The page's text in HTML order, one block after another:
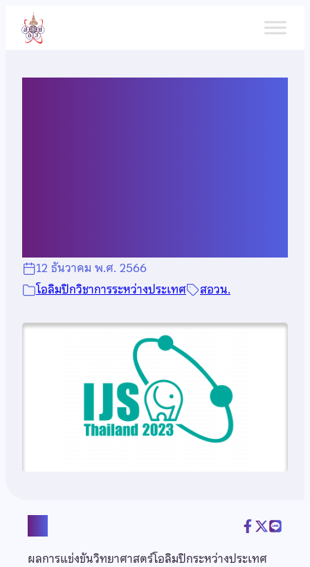
เนื้อหา
12 ธันวาคม พ.ศ. 2566
โอลิมปิกวิชาการระหว่างประเทศ
สอวน.
ผลการแข่งขันวิทยาศาสตร์โอลิมปิกระหว่างประเทศ